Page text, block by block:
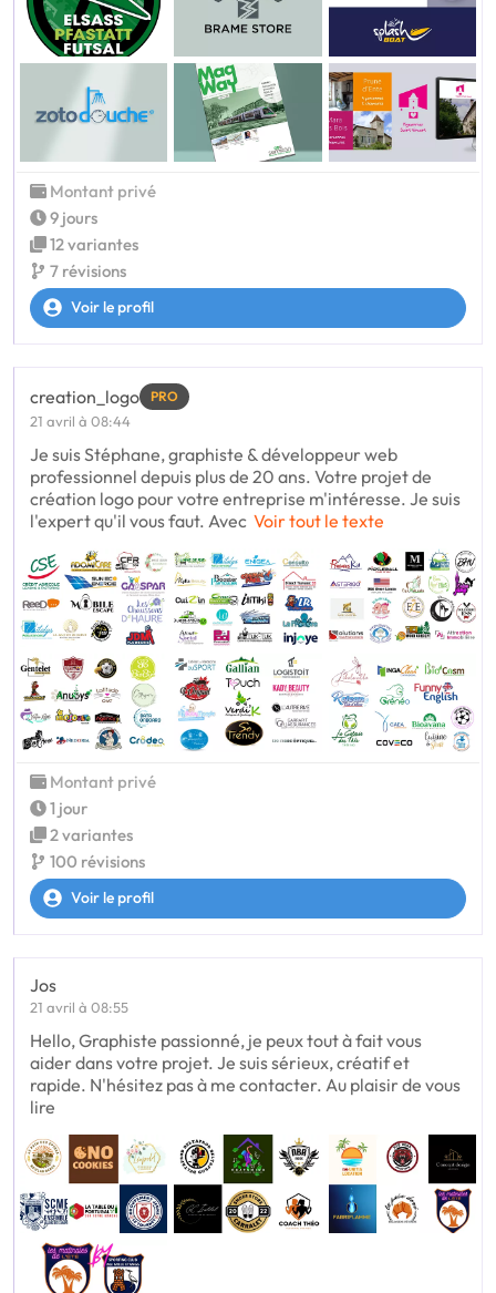
Montant privé
9 jours
12 variantes
7 révisions
Voir le profil
creation_logo PRO
21 avril à 08:44
Je suis Stéphane, graphiste & développeur web
professionnel depuis plus de 20 ans. Votre projet de
création logo pour votre entreprise m'intéresse. Je suis
l'expert qu'il vous faut. Avec Voir tout le texte
Montant privé
1 jour
2 variantes
100 révisions
Voir le profil
Jos
21 avril à 08:55
Hello, Graphiste passionné, je peux tout à fait vous
aider dans votre projet. Je suis sérieux, créatif et
rapide. N'hésitez pas à me contacter. Au plaisir de vous
lire